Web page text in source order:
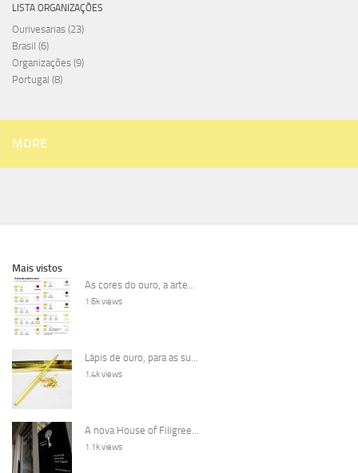
LISTA ORGANIZAÇÕES
Ourivesarias (23)
Brasil (6)
Organizações (9)
Portugal (8)
MORE
Mais vistos
As cores do ouro, a arte...
1.6k views
Lápis de ouro, para as su...
1.4k views
A nova House of Filigree...
1.1k views